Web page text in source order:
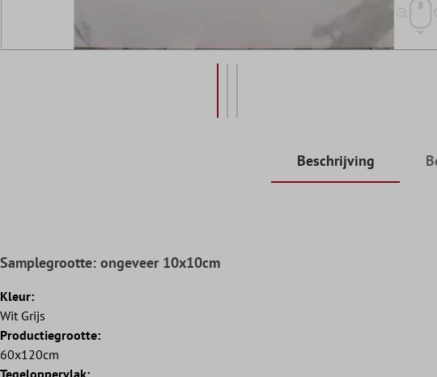
Beschrijving
Samplegrootte: ongeveer 10x10cm
Kleur:
Wit Grijs
Productiegrootte:
60x120cm
Tegeloppervlak: